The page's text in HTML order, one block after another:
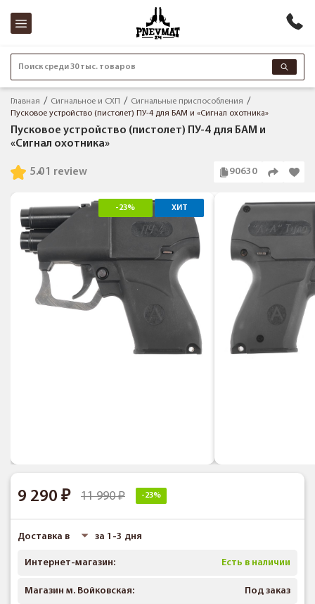
Поиск среди 30 тыс. товаров
Главная Сигнальное и СХП
Сигнальные приспособления
Пусковое устройство (пистолет) ПУ-4 для БАМ и «Сигнал охотника»
Пусковое устройство (пистолет) ПУ-4 для БАМ и
«Сигнал охотника»
1 review
5.0 90630
-23% ХИТ
9 290 11 990 -23%
Доставка в за 1-3 дня
Интернет-магазин: Есть в наличии
Магазин м. Войковская: Под заказ